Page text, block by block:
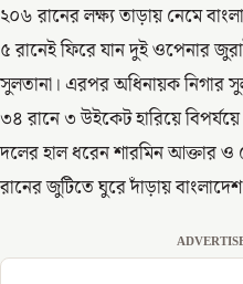
২০৬ রানের লক্ষ্য তাড়ায় নেমে
৫ রানেই ফিরে যান দুই ওপেনার
সুলতানা। এরপর অধিনায়ক নিগার
৩৪ রানে ৩ উইকেট হারিয়ে
দলের হাল ধরেন শারমিন আক্তার ও
রানের জুটিতে ঘুরে দাঁড়ায়